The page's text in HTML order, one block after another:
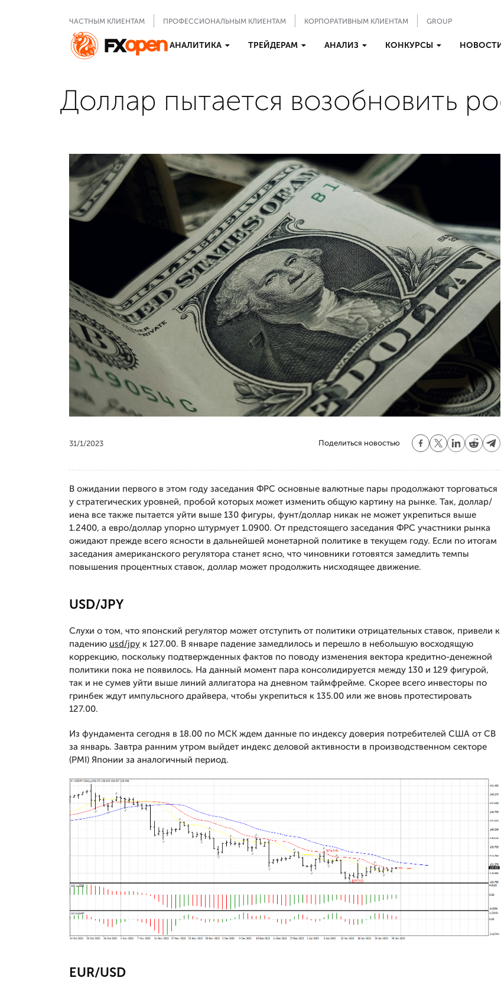
ЧАСТНЫМ КЛИЕНТАМ ПРОФЕССИОНАЛЬНЫМ КЛИЕНТАМ КОРПОРАТИВНЫМ КЛИЕНТАМ GROUP
АНАЛИТИКА ТРЕЙДЕРАМ АНАЛИЗ КОНКУРСЫ
Доллар пытается возобновить
31/1/2023 Поделиться новостью
В ожидании первого в этом году заседания ФРС основные валютные пары продолжают торговаться
у стратегических уровней, пробой которых может изменить общую картину на рынке. Так, доллар/
иена все также пытается уйти выше 130 фигуры, фунт/доллар никак не может укрепиться выше
1.2400, а евро/доллар упорно штурмует 1.0900. От предстоящего заседания ФРС участники рынка
ожидают прежде всего ясности в дальнейшей монетарной политике в текущем году. Если по итогам
заседания американского регулятора станет ясно, что чиновники готовятся замедлить темпы
повышения процентных ставок, доллар может продолжить нисходящее движение.
USD/JPY
Слухи о том, что японский регулятор может отступить от политики отрицательных ставок, привели к
падению usd/jpy к 127.00. В январе падение замедлилось и перешло в небольшую восходящую
коррекцию, поскольку подтвержденных фактов по поводу изменения вектора кредитно-денежной
политики пока не появилось. На данный момент пара консолидируется между 130 и 129 фигурой,
так и не сумев уйти выше линий аллигатора на дневном таймфрейме. Скорее всего инвесторы по
гринбек ждут импульсного драйвера, чтобы укрепиться к 135.00 или же вновь протестировать
127.00.
Из фундамента сегодня в 18.00 по МСК ждем данные по индексу доверия потребителей США от CB
за январь. Завтра ранним утром выйдет индекс деловой активности в производственном секторе
(PMI) Японии за аналогичный период.
EUR/USD